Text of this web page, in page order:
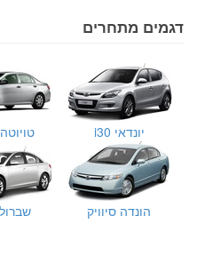
דגמים מתחרים
יונדאי i30
הונדה סיוויק